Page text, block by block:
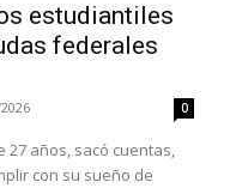
estudiantiles
federales
0
27 años, sacó cuentas,
con su sueño de